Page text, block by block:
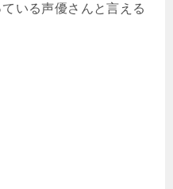
いる声優さんと言える